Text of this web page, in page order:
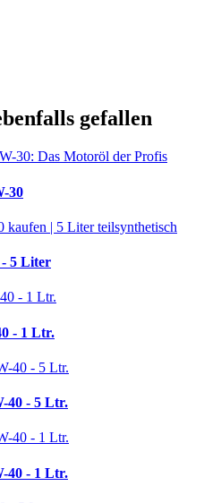
gefallen
30
- 5 Liter
- 1 Ltr.
40 - 5 Ltr.
40 - 1 Ltr.